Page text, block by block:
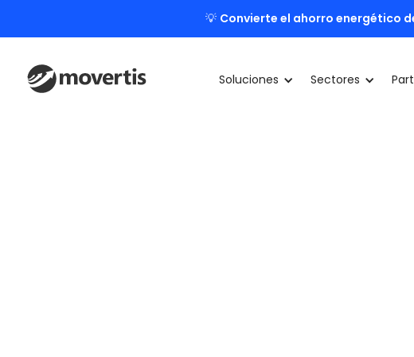
💡 Convierte el ahorro energético
Soluciones Sectores